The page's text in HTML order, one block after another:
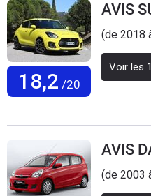
18,2 /20
AVIS
(de 2018
Voir les
AVIS
(de 2003